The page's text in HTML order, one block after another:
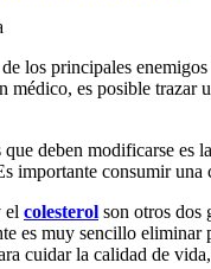
los principales enemigos
médico, es posible
deben modificarse es
importante consumir una
el colesterol son otros dos
es muy sencillo
cuidar la calidad de